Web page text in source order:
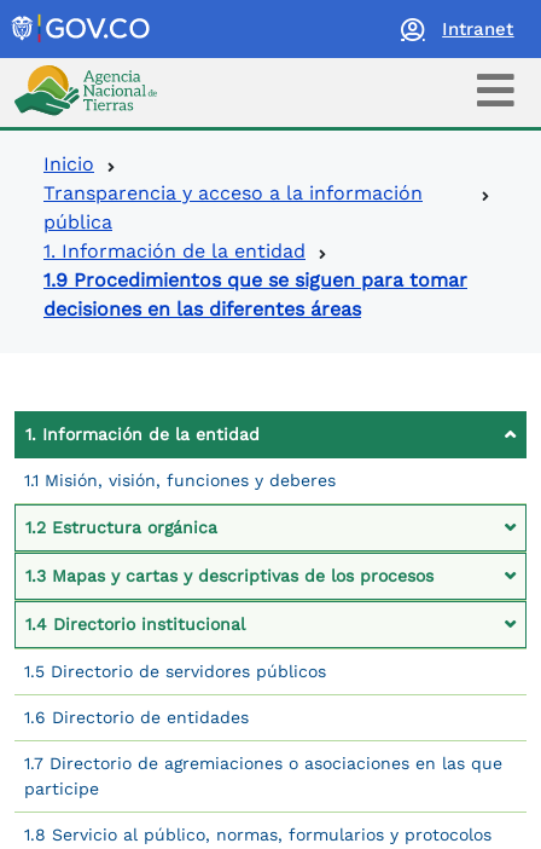
Intranet
Logo Agencia Nacional de Tierras
Ruta de navegación
Inicio
Transparencia y acceso a la información
pública
1. Información de la entidad
1.9 Procedimientos que se siguen para tomar
decisiones en las diferentes áreas
Contexto Ley de Transparencia
1. Información de la entidad
1.1 Misión, visión, funciones y deberes
1.2 Estructura orgánica
1.3 Mapas y cartas y descriptivas de los procesos
1.4 Directorio institucional
1.5 Directorio de servidores públicos
1.6 Directorio de entidades
1.7 Directorio de agremiaciones o asociaciones en las que
participe
1.8 Servicio al público, normas, formularios y protocolos